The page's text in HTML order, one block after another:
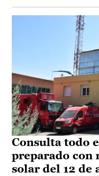
Consulta todo
preparado con
solar del 12 de